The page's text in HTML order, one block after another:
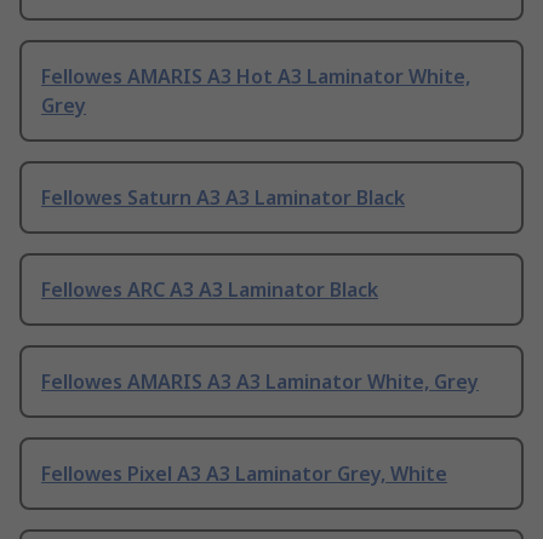
Fellowes AMARIS A3 Hot A3 Laminator White,
Grey
Fellowes Saturn A3 A3 Laminator Black
Fellowes ARC A3 A3 Laminator Black
Fellowes AMARIS A3 A3 Laminator White, Grey
Fellowes Pixel A3 A3 Laminator Grey, White